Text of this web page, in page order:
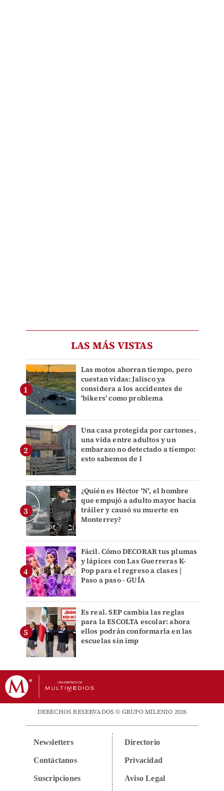
LAS MÁS VISTAS
Las motos ahorran tiempo, pero
cuestan vidas: Jalisco ya
considera a los accidentes de
'bikers' como problema
Una casa protegida por cartones,
una vida entre adultos y un
embarazo no detectado a tiempo:
esto sabemos de l
¿Quién es Héctor 'N', el hombre
que empujó a adulto mayor hacia
tráiler y causó su muerte en
Monterrey?
Fácil. Cómo DECORAR tus plumas
y lápices con Las Guerreras K-
Pop para el regreso a clases |
Paso a paso - GUÍA
Es real. SEP cambia las reglas
para la ESCOLTA escolar: ahora
ellos podrán conformarla en las
escuelas sin imp
DERECHOS RESERVADOS © GRUPO MILENIO 2026
Newsletters
Contáctanos
Suscripciones
Directorio
Privacidad
Aviso Legal